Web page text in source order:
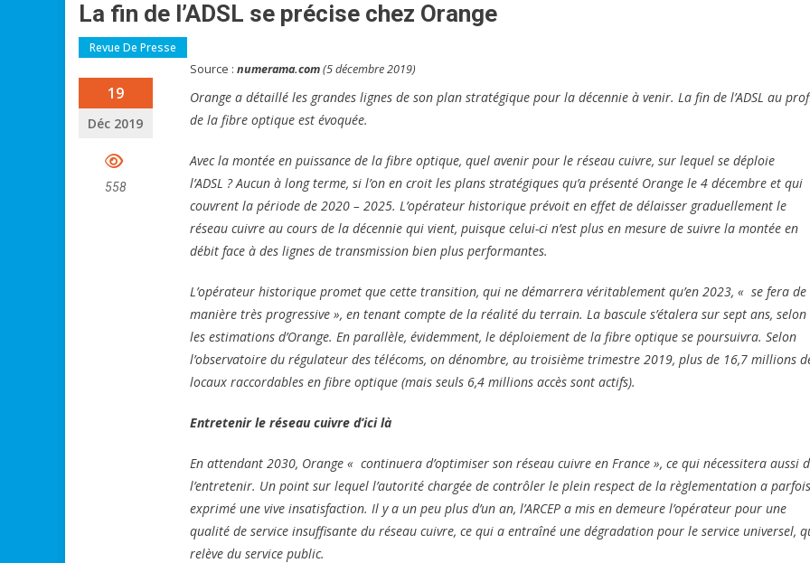
La fin de l’ADSL se précise chez Orange
Revue De Presse
19
Déc 2019
558
Source : numerama.com(5 décembre 2019)
Orange a détaillé les grandes lignes de son plan stratégique pour la décennie à venir. La fin de l’ADSL au
de la fibre optique est évoquée.
Avec la montée en puissance de la fibre optique, quel avenir pour le réseau cuivre, sur lequel se déploie
l’ADSL ? Aucun à long terme, si l’on en croit les plans stratégiques qu’a présenté Orange le 4 décembre et qui
couvrent la période de 2020 – 2025. L’opérateur historique prévoit en effet de délaisser graduellement le
réseau cuivre au cours de la décennie qui vient, puisque celui-ci n’est plus en mesure de suivre la montée en
débit face à des lignes de transmission bien plus performantes.
L’opérateur historique promet que cette transition, qui ne démarrera véritablement qu’en 2023, « se fera de
manière très progressive », en tenant compte de la réalité du terrain. La bascule s’étalera sur sept ans, selon
les estimations d’Orange. En parallèle, évidemment, le déploiement de la fibre optique se poursuivra. Selon
l’observatoire du régulateur des télécoms, on dénombre, au troisième trimestre 2019, plus de 16,7 millions
locaux raccordables en fibre optique (mais seuls 6,4 millions accès sont actifs).
Entretenir le réseau cuivre d’ici là
En attendant 2030, Orange « continuera d’optimiser son réseau cuivre en France », ce qui nécessitera aussi
l’entretenir. Un point sur lequel l’autorité chargée de contrôler le plein respect de la règlementation a parfois
exprimé une vive insatisfaction. Il y a un peu plus d’un an, l’ARCEP a mis en demeure l’opérateur pour une
qualité de service insuffisante du réseau cuivre, ce qui a entraîné une dégradation pour le service universel,
relève du service public.